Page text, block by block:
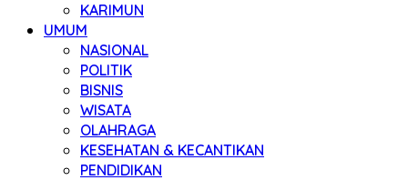
KARIMUN
UMUM
NASIONAL
POLITIK
BISNIS
WISATA
OLAHRAGA
KESEHATAN & KECANTIKAN
PENDIDIKAN